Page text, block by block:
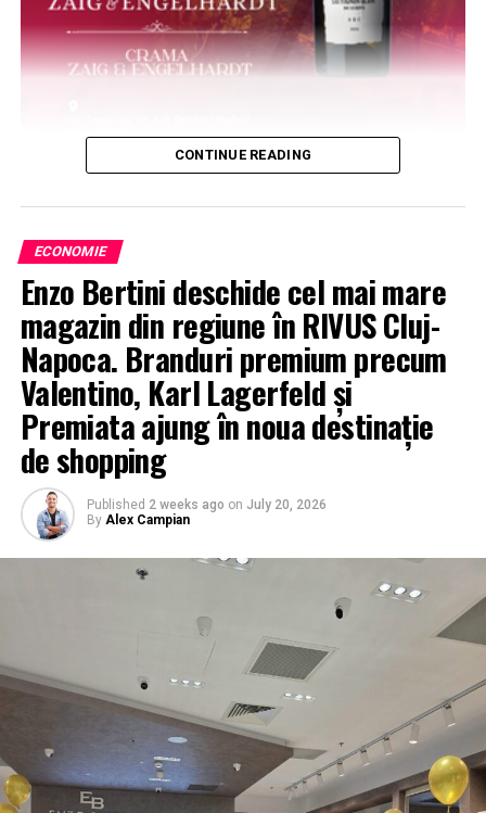
CONTINUE READING
ECONOMIE
Enzo Bertini deschide cel mai mare
magazin din regiune în RIVUS Cluj-
Napoca. Branduri premium precum
Valentino, Karl Lagerfeld și
Premiata ajung în noua destinație
de shopping
Published 2 weeks ago on July 20, 2026
By Alex Campian